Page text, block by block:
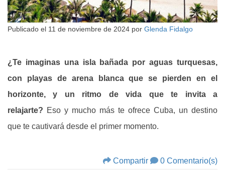
Publicado el 11 de noviembre de 2024 por Glenda Fidalgo
¿Te imaginas una isla bañada por aguas turquesas,
con playas de arena blanca que se pierden en el
horizonte, y un ritmo de vida que te invita a
relajarte? Eso y mucho más te ofrece Cuba, un destino
que te cautivará desde el primer momento.
Compartir 0 Comentario(s)